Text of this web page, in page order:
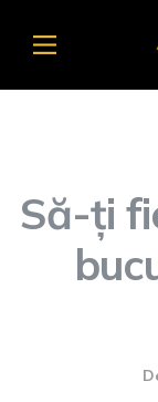
Să-ți